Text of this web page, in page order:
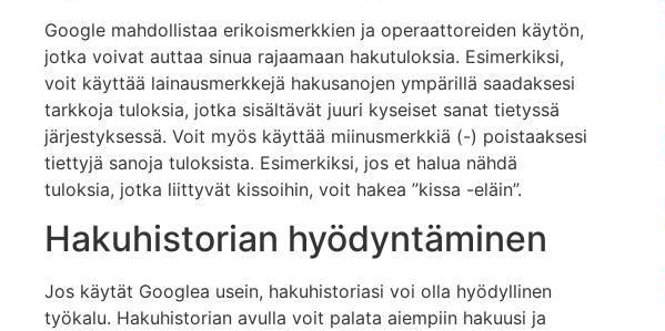
Google mahdollistaa erikoismerkkien ja operaattoreiden käytön,
jotka voivat auttaa sinua rajaamaan hakutuloksia. Esimerkiksi,
voit käyttää lainausmerkkejä hakusanojen ympärillä saadaksesi
tarkkoja tuloksia, jotka sisältävät juuri kyseiset sanat tietyssä
järjestyksessä. Voit myös käyttää miinusmerkkiä (-) poistaaksesi
tiettyjä sanoja tuloksista. Esimerkiksi, jos et halua nähdä
tuloksia, jotka liittyvät kissoihin, voit hakea ”kissa -eläin”.
Hakuhistorian hyödyntäminen
Jos käytät Googlea usein, hakuhistoriasi voi olla hyödyllinen
työkalu. Hakuhistorian avulla voit palata aiempiin hakuusi ja